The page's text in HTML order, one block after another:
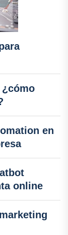
en
online